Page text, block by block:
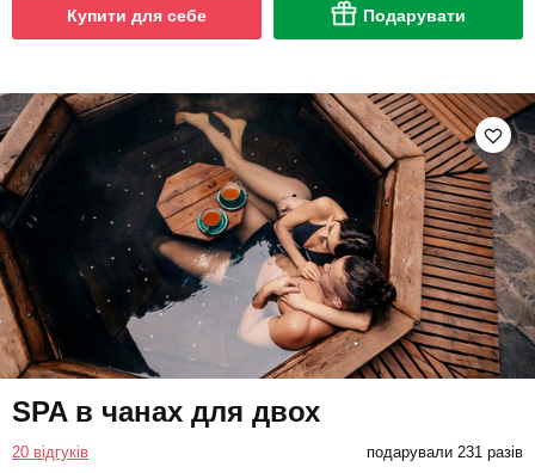
Купити для себе Подарувати
SPA в чанах для двох
20 відгуків подарували 231 разів